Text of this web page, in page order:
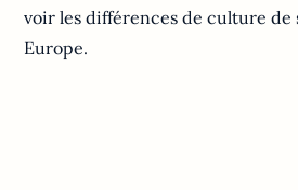
voir les différences de culture de
Europe.